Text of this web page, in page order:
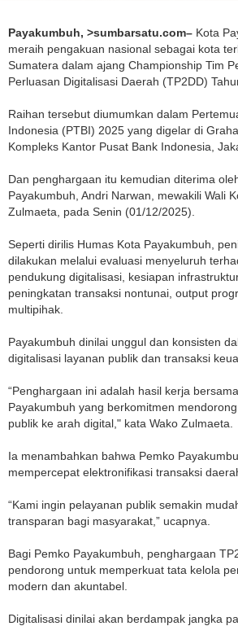
Payakumbuh, >sumbarsatu.com– Kota
meraih pengakuan nasional sebagai kota
Sumatera dalam ajang Championship Tim
Perluasan Digitalisasi Daerah (TP2DD)
Raihan tersebut diumumkan dalam
Indonesia (PTBI) 2025 yang digelar di
Kompleks Kantor Pusat Bank Indonesia,
Dan penghargaan itu kemudian diterima
Payakumbuh, Andri Narwan, mewakili Wali
Zulmaeta, pada Senin (01/12/2025).
Seperti dirilis Humas Kota Payakumbuh,
dilakukan melalui evaluasi menyeluruh
pendukung digitalisasi, kesiapan
peningkatan transaksi nontunai, output
multipihak.
Payakumbuh dinilai unggul dan konsisten
digitalisasi layanan publik dan transaksi
“Penghargaan ini adalah hasil kerja
Payakumbuh yang berkomitmen
publik ke arah digital," kata Wako Zulmaeta.
Ia menambahkan bahwa Pemko
mempercepat elektronifikasi transaksi
“Kami ingin pelayanan publik semakin
transparan bagi masyarakat,” ucapnya.
Bagi Pemko Payakumbuh, penghargaan
pendorong untuk memperkuat tata kelola
modern dan akuntabel.
Digitalisasi dinilai akan berdampak jangka